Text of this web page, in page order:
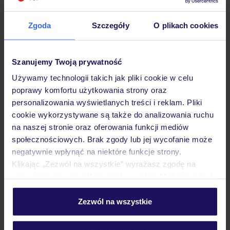
Zgoda Szczegóły O plikach cookies
Szanujemy Twoją prywatność
Używamy technologii takich jak pliki cookie w celu
poprawy komfortu użytkowania strony oraz
personalizowania wyświetlanych treści i reklam. Pliki
cookie wykorzystywane są także do analizowania ruchu
na naszej stronie oraz oferowania funkcji mediów
społecznościowych. Brak zgody lub jej wycofanie może
negatywnie wpłynąć na niektóre funkcje strony.
Klikając „Zezwól na wszystkie” wyrażasz zgodę na
personalizować swój wybór wchodząc w zakładkę
Szczegółowe informacje o plikach cookie znajdziesz
Zezwól na wszystkie
Pokoje
Wyżywienie
Atrakcje
Ważne informacje